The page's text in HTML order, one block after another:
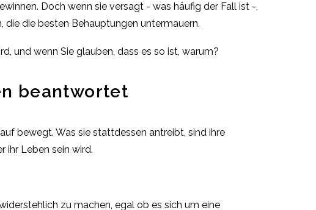
Doch wenn sie versagt - was häufig der Fall ist -,
die besten Behauptungen untermauern.
und wenn Sie glauben, dass es so ist, warum?
beantwortet
bewegt. Was sie stattdessen antreibt, sind ihre
ihr Leben sein wird.
zu machen, egal ob es sich um eine